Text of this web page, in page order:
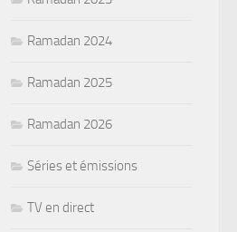
Ramadan 2024
Ramadan 2025
Ramadan 2026
Séries et émissions
TV en direct